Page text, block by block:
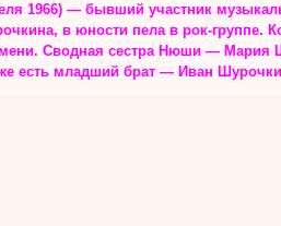
1966) — бывший участник
в юности пела в рок-группе.
Сводная сестра Нюши — Мария
есть младший брат — Иван